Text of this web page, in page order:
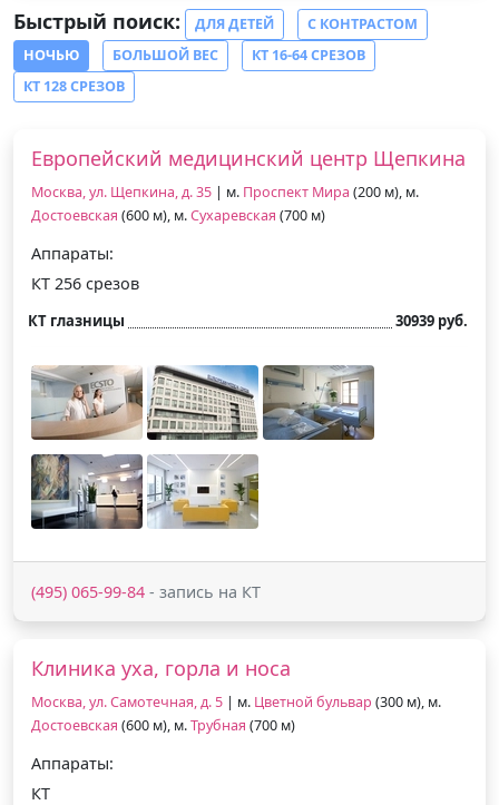
Быстрый поиск: ДЛЯ ДЕТЕЙ
С КОНТРАСТОМ
НОЧЬЮ
БОЛЬШОЙ ВЕС
КТ 16-64 СРЕЗОВ
КТ 128 СРЕЗОВ
Европейский медицинский центр Щепкина
Москва, ул. Щепкина, д. 35 | м. Проспект Мира (200 м), м.
Достоевская (600 м), м.Сухаревская (700 м)
Аппараты:
КТ 256 срезов
КТ глазницы 30939 руб.
(495) 065-99-84 - запись на КТ
Клиника уха, горла и носа
Москва, ул. Самотечная, д. 5 | м. Цветной бульвар (300 м), м.
Достоевская (600 м), м.Трубная (700 м)
Аппараты:
КТ